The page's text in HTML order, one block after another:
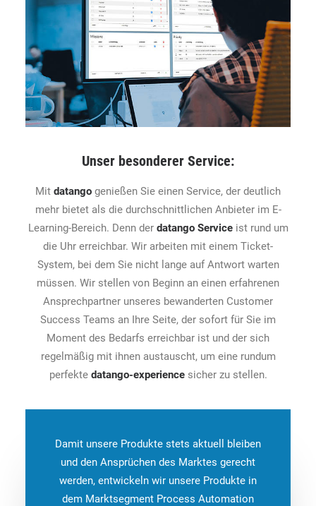
Unser besonderer Service:
Mit datango genießen Sie einen Service, der deutlich
mehr bietet als die durchschnittlichen Anbieter im E-
Learning-Bereich. Denn der datango Serviceist rund um
die Uhr erreichbar. Wir arbeiten mit einem Ticket-
System, bei dem Sie nicht lange auf Antwort warten
müssen. Wir stellen von Beginn an einen erfahrenen
Ansprechpartner unseres bewanderten Customer
Success Teams an Ihre Seite, der sofort für Sie im
Moment des Bedarfs erreichbar ist und der sich
regelmäßig mit ihnen austauscht, um eine rundum
perfekte datango-experiencesicher zu stellen.
Damit unsere Produkte stets aktuell bleiben
und den Ansprüchen des Marktes gerecht
werden, entwickeln wir unsere Produkte in
dem Marktsegment Process Automation